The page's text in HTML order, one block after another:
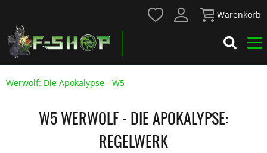
Warenkorb
Werwolf: Die Apokalypse - W5
W5 WERWOLF - DIE APOKALYPSE:
REGELWERK